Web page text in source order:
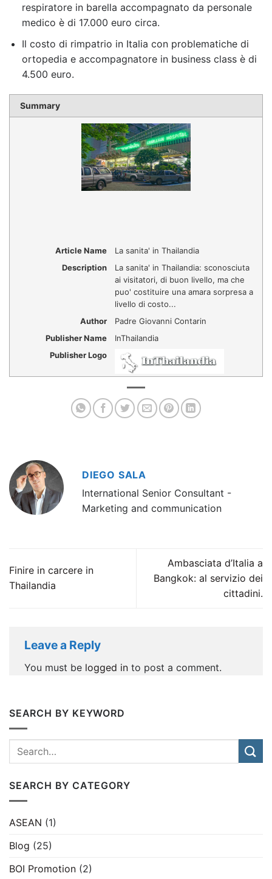
respiratore in barella accompagnato da personale
medico è di 17.000 euro circa.
Il costo di rimpatrio in Italia con problematiche di
ortopedia e accompagnatore in business class è di
4.500 euro.
Summary
Article Name
La sanita' in Thailandia
Description
La sanita' in Thailandia: sconosciuta
ai visitatori, di buon livello, ma che
puo' costituire una amara sorpresa a
livello di costo...
Author
Padre Giovanni Contarin
Publisher Name
InThailandia
Publisher Logo
DIEGO SALA
International Senior Consultant -
Marketing and communication
Finire in carcere in
Thailandia
Ambasciata d’Italia a
Bangkok: al servizio dei
cittadini.
Leave a Reply
You must be logged in to post a comment.
SEARCH BY KEYWORD
SEARCH BY CATEGORY
ASEAN (1)
Blog (25)
BOI Promotion (2)